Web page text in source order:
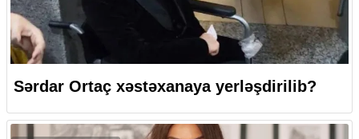
Sərdar Ortaç xəstəxanaya yerləşdirilib?